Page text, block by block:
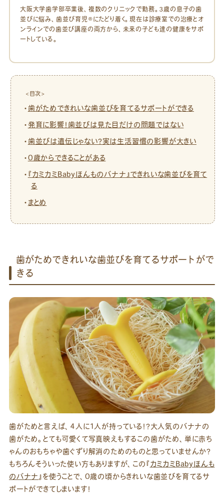
大阪大学歯学部卒業後、複数のクリニックで勤務。3歳の息子の歯
並びに悩み、歯並び育児®にたどり着く。現在は診療室での治療とオ
ンラインでの歯並び講座の両方から、未来の子ども達の健康をサポ
ートしている。
<目次>
歯がためできれいな歯並びを育てるサポートができる
発育に影響！歯並びは見た目だけの問題ではない
歯並びは遺伝じゃない？実は生活習慣の影響が大きい
0歳からできることがある
『カミカミBabyほんものバナナ』できれいな歯並びを育て
る
まとめ
歯がためできれいな歯並びを育てるサポートがで
きる
歯がためと言えば、4人に1人が持っている！？大人気のバナナの
歯がため。とても可愛くて写真映えもするこの歯がため、単に赤ち
ゃんのおもちゃや歯ぐずり解消のためのものと思っていませんか？
もちろんそういった使い方もありますが、この『カミカミBabyほんも
のバナナ 』を使うことで、0歳の頃からきれいな歯並びを育てるサ
ポートができてしまいます！